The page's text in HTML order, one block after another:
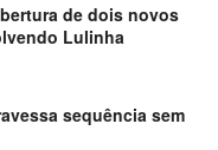
de dois novos
Lulinha
sequência sem